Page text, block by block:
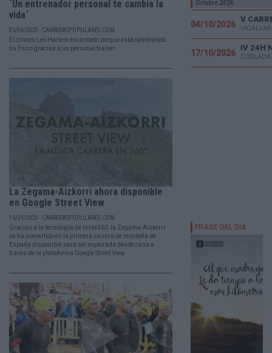
´Un entrenador personal te cambia la
vida´
05/06/2020 - CARRERASPOPULARES.COM
El cómico Leo Harlem encantado porque está cambiando
su físico gracias a un personal trainer.
La Zegama-Aizkorri ahora disponible
en Google Street View
15/04/2020 - CARRERASPOPULARES.COM
Gracias a la tecnología de Insta360, la Zegama-Aizkorri
se ha convertido en la primera carrera de montaña de
España disponible para ser explorada desde casa a
través de la plataforma Google Street View
Octubre 2026
04/10/2026
17/10/2026
IV 24H